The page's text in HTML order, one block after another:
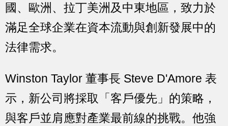
國、歐洲、拉丁美洲及中東地區，致力於
滿足全球企業在資本流動與創新發展中的
法律需求。
Winston Taylor 董事長 Steve D'Amore 表
示，新公司將採取「客戶優先」的策略，
與客戶並肩應對產業最前線的挑戰。他強